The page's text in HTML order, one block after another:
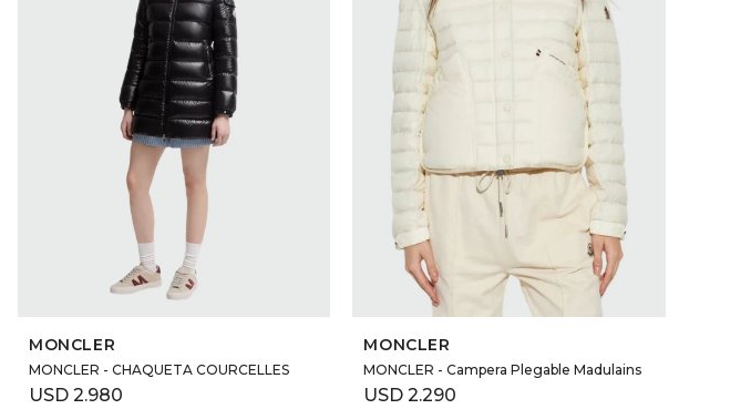
SELECCIONAR TALLE
MONCLER
MONCLER - CHAQUETA COURCELLES
USD 2.980
SELECCIONAR TALLE
MONCLER
MONCLER - Campera Plegable Madulains
USD 2.290